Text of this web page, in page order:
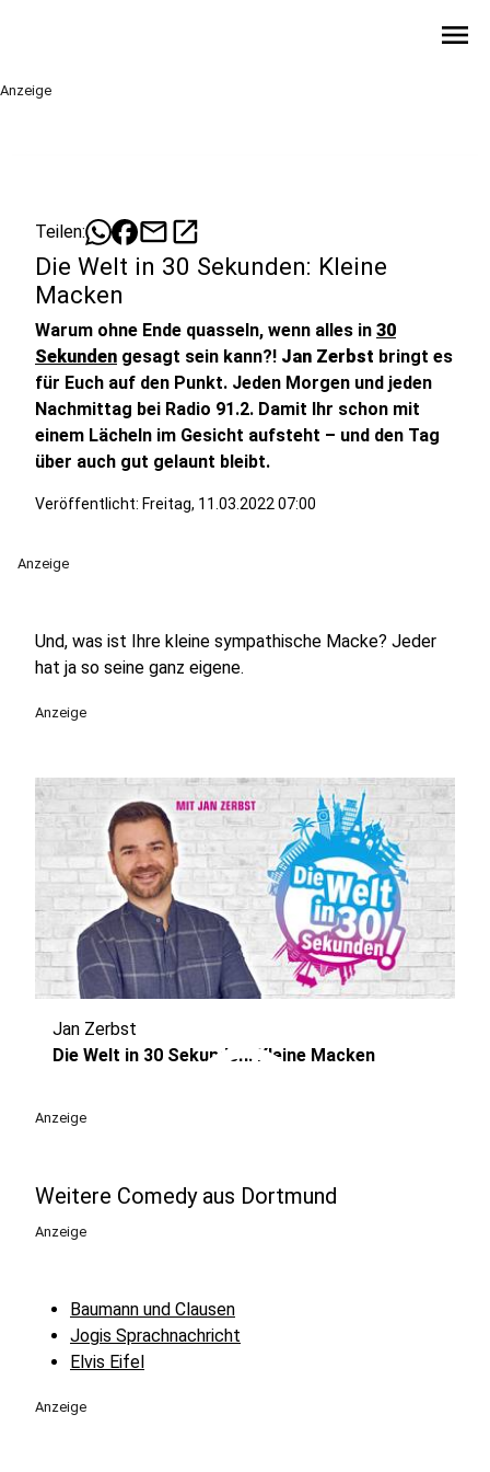
menu
Anzeige
Teilen: mailopen_in_new
Die Welt in 30 Sekunden: Kleine
Macken
Warum ohne Ende quasseln, wenn alles in 30
Sekunden gesagt sein kann?! Jan Zerbst bringt es
für Euch auf den Punkt. Jeden Morgen und jeden
Nachmittag bei Radio 91.2. Damit Ihr schon mit
einem Lächeln im Gesicht aufsteht – und den Tag
über auch gut gelaunt bleibt.
Veröffentlicht: Freitag, 11.03.2022 07:00
Anzeige
Und, was ist Ihre kleine sympathische Macke? Jeder
hat ja so seine ganz eigene.
Anzeige
play_circle
Jan Zerbst
Die Welt in 30 Sekunden: Kleine Macken
Anzeige
Weitere Comedy aus Dortmund
Anzeige
Baumann und Clausen
Jogis Sprachnachricht
Elvis Eifel
Anzeige